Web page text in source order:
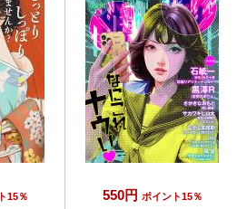
15％ 550円 ポイント15％